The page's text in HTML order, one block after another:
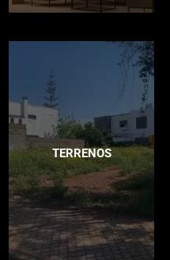
TERRENOS